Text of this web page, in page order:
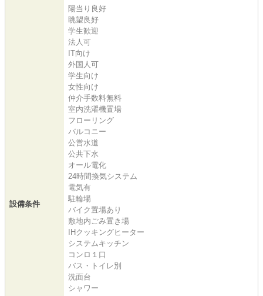
設備条件
陽当り良好
眺望良好
学生歓迎
法人可
IT向け
外国人可
学生向け
女性向け
仲介手数料無料
室内洗濯機置場
フローリング
バルコニー
公営水道
公共下水
オール電化
24時間換気システム
電気有
駐輪場
バイク置場あり
敷地内ごみ置き場
IHクッキングヒーター
システムキッチン
コンロ１口
バス・トイレ別
洗面台
シャワー